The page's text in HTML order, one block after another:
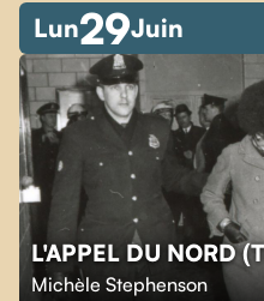
Lun29Juin
L'APPEL DU NORD
Michèle Stephenson